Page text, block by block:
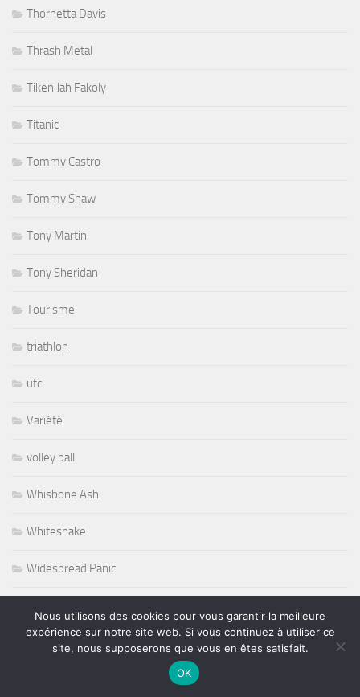
Thornetta Davis
Thrash Metal
Tiken Jah Fakoly
Titanic
Tommy Castro
Tommy Shaw
Tony Martin
Tony Sheridan
Tourisme
triathlon
ufc
Variété
volley ball
Whisbone Ash
Whitesnake
Widespread Panic
Wursel
Nous utilisons des cookies pour vous garantir la meilleure
expérience sur notre site web. Si vous continuez à utiliser ce
site, nous supposerons que vous en êtes satisfait.
OK